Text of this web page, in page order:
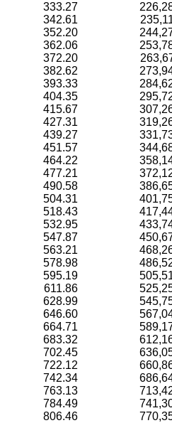
333.27
342.61
352.20
362.06
372.20
382.62
393.33
404.35
415.67
427.31
439.27
451.57
464.22
477.21
490.58
504.31
518.43
532.95
547.87
563.21
578.98
595.19
611.86
628.99
646.60
664.71
683.32
702.45
722.12
742.34
763.13
784.49
806.46